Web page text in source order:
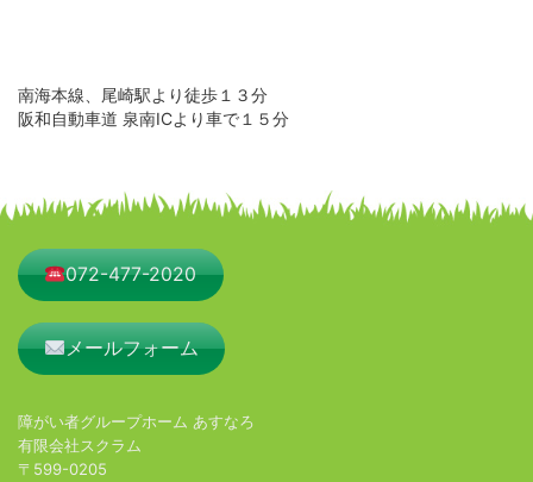
南海本線、尾崎駅より徒歩１３分
阪和自動車道 泉南ICより車で１５分
072-477-2020
メールフォーム
障がい者グループホーム あすなろ
有限会社スクラム
〒599-0205